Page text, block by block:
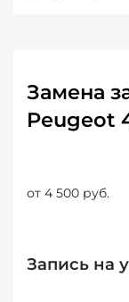
Замена
Peugeot
от 4 500 руб.
Запись на